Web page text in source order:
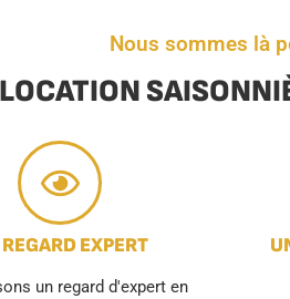
Nous sommes là
EXPERT
un regard d'expert en